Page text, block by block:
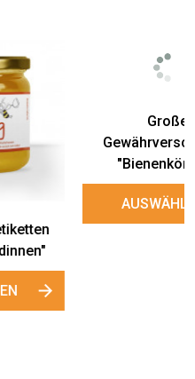
Gewährverschlüsse
"Bienenpause"
AUSWÄHLEN